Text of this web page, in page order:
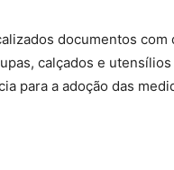
documentos
calçados e
para a adoção das